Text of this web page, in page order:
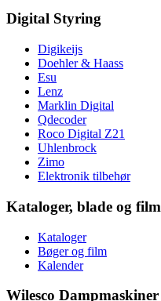
Digital Styring
Digikeijs
Doehler & Haass
Esu
Lenz
Marklin Digital
Qdecoder
Roco Digital Z21
Uhlenbrock
Zimo
Elektronik tilbehør
Kataloger, blade og film
Kataloger
Bøger og film
Kalender
Wilesco Dampmaskiner